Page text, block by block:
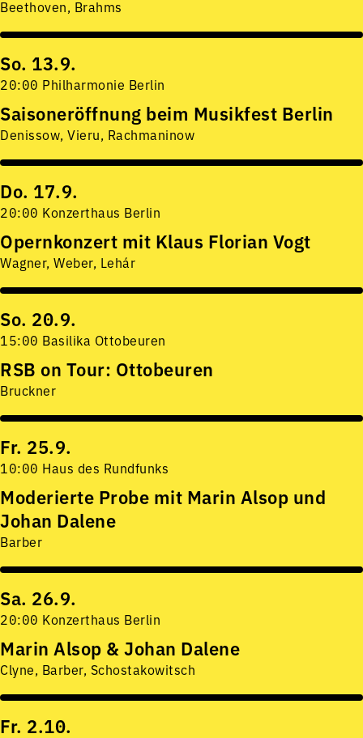
Beethoven, Brahms
So. 13.9.
20:00 Philharmonie Berlin
Saisoneröffnung beim Musikfest Berlin
Denissow, Vieru, Rachmaninow
Do. 17.9.
20:00 Konzerthaus Berlin
Opernkonzert mit Klaus Florian Vogt
Wagner, Weber, Lehár
So. 20.9.
15:00 Basilika Ottobeuren
RSB on Tour: Ottobeuren
Bruckner
Fr. 25.9.
10:00 Haus des Rundfunks
Moderierte Probe mit Marin Alsop und
Johan Dalene
Barber
Sa. 26.9.
20:00 Konzerthaus Berlin
Marin Alsop & Johan Dalene
Clyne, Barber, Schostakowitsch
Fr. 2.10.